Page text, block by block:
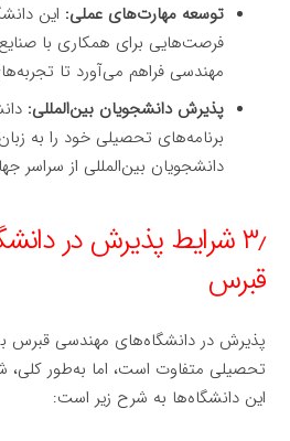
توسعه مهارت‌های عملی: این
فرصت‌هایی برای همکاری با
مهندسی فراهم می‌آورد تا
پذیرش دانشجویان بین‌المللی:
برنامه‌های تحصیلی خود را به
دانشجویان بین‌المللی از سراسر
۳٫ شرایط پذیرش در
قبرس
پذیرش در دانشگاه‌های مهندسی قبرس
تحصیلی متفاوت است، اما به‌طور کلی،
این دانشگاه‌ها به شرح زیر است: